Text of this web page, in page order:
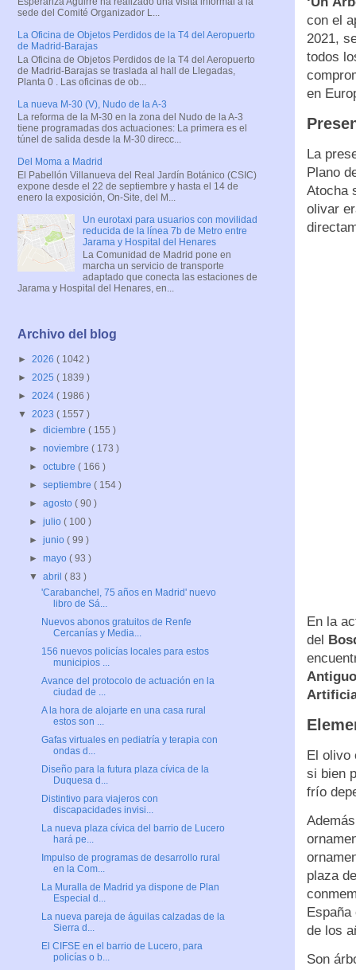
con el
2021,
todos
en
La
Plano
Atocha
olivar
En la
del
El olivo
si bien
frío
plaza
de los
Son
sede del Comité Organizador L...
La Oficina de Objetos Perdidos de la T4 del Aeropuerto
de Madrid-Barajas
La Oficina de Objetos Perdidos de la T4 del Aeropuerto
de Madrid-Barajas se traslada al hall de Llegadas,
Planta 0 . Las oficinas de ob...
La nueva M-30 (V), Nudo de la A-3
La reforma de la M-30 en la zona del Nudo de la A-3
tiene programadas dos actuaciones: La primera es el
túnel de salida desde la M-30 direcc...
Del Moma a Madrid
El Pabellón Villanueva del Real Jardín Botánico (CSIC)
expone desde el 22 de septiembre y hasta el 14 de
enero la exposición, On-Site, del M...
Un eurotaxi para usuarios con movilidad
reducida de la línea 7b de Metro entre
Jarama y Hospital del Henares
La Comunidad de Madrid pone en
marcha un servicio de transporte
adaptado que conecta las estaciones de
Jarama y Hospital del Henares, en...
Archivo del blog
► 2026 ( 1042 )
► 2025 ( 1839 )
► 2024 ( 1986 )
▼ 2023 ( 1557 )
►diciembre( 155 )
►noviembre( 173 )
►octubre( 166 )
►septiembre( 154 )
►agosto( 90 )
►julio( 100 )
►junio( 99 )
►mayo( 93 )
▼abril( 83 )
'Carabanchel, 75 años en Madrid' nuevo
libro de Sá...
Nuevos abonos gratuitos de Renfe
Cercanías y Media...
156 nuevos policías locales para estos
municipios ...
Avance del protocolo de actuación en la
ciudad de ...
A la hora de alojarte en una casa rural
estos son ...
Gafas virtuales en pediatría y terapia con
ondas d...
Diseño para la futura plaza cívica de la
Duquesa d...
Distintivo para viajeros con
discapacidades invisi...
La nueva plaza cívica del barrio de Lucero
hará pe...
Impulso de programas de desarrollo rural
en la Com...
La Muralla de Madrid ya dispone de Plan
Especial d...
La nueva pareja de águilas calzadas de la
Sierra d...
El CIFSE en el barrio de Lucero, para
policías o b...